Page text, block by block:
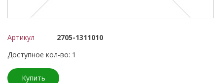
Артикул
2705-1311010
Доступное кол-во: 1
Купить